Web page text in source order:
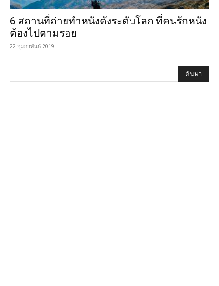
6 สถานที่ถ่ายทำหนังดังระดับโลก ที่คนรักหนัง
ต้องไปตามรอย
22 กุมภาพันธ์ 2019